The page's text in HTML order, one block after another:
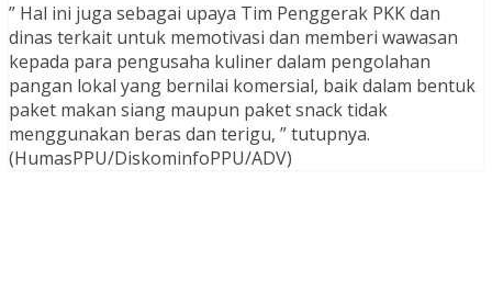
” Hal ini juga sebagai upaya Tim Penggerak PKK dan
dinas terkait untuk memotivasi dan memberi wawasan
kepada para pengusaha kuliner dalam pengolahan
pangan lokal yang bernilai komersial, baik dalam bentuk
paket makan siang maupun paket snack tidak
menggunakan beras dan terigu, ” tutupnya.
(HumasPPU/DiskominfoPPU/ADV)